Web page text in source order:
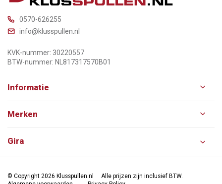
0570-626255
info@klusspullen.nl
KVK-nummer: 30220557
BTW-nummer: NL817317570B01
Informatie
Merken
Gira
© Copyright 2026 Klusspullen.nl
Alle prijzen zijn inclusief BTW.